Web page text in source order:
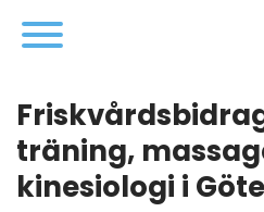
träning,
kinesiologi i